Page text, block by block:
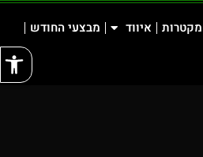
מקטרות איווד
מבצעי החודש